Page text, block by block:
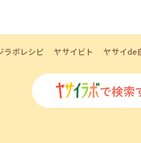
ラボレシピ ヤサイビト ヤサイde